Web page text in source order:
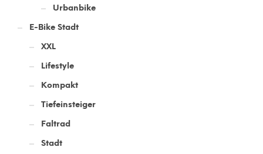
Urbanbike
E-Bike Stadt
XXL
Lifestyle
Kompakt
Tiefeinsteiger
Faltrad
Stadt